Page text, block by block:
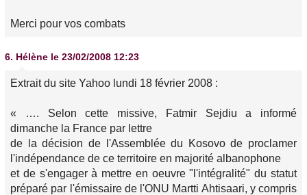
Merci pour vos combats
6. Hélène le 23/02/2008 12:23
Extrait du site Yahoo lundi 18 février 2008 :
« …. Selon cette missive, Fatmir Sejdiu a informé
dimanche la France par lettre
de la décision de l'Assemblée du Kosovo de proclamer
l'indépendance de ce territoire en majorité albanophone
et de s'engager à mettre en oeuvre "l'intégralité" du statut
préparé par l'émissaire de l'ONU Martti Ahtisaari, y compris